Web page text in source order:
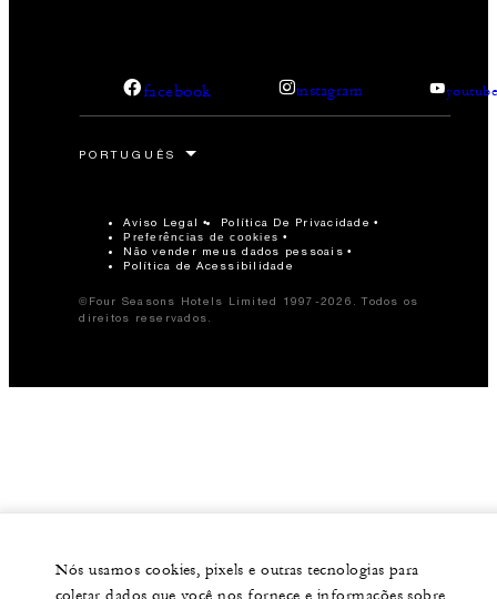
facebook instagram
Aviso Legal Política De Privacidade
Preferências de cookies
Não vender meus dados pessoais
Política de Acessibilidade
©Four Seasons Hotels Limited 1997-2026. Todos os
direitos reservados.
Nós usamos cookies, pixels e outras tecnologias para